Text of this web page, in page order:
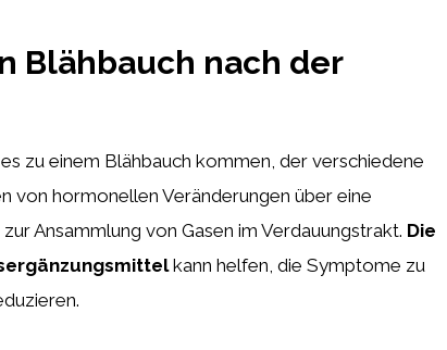
Blähbauch nach der
zu einem Blähbauch kommen, der verschiedene
von hormonellen Veränderungen über eine
Ansammlung von Gasen im Verdauungstrakt. Die
kann helfen, die Symptome zu